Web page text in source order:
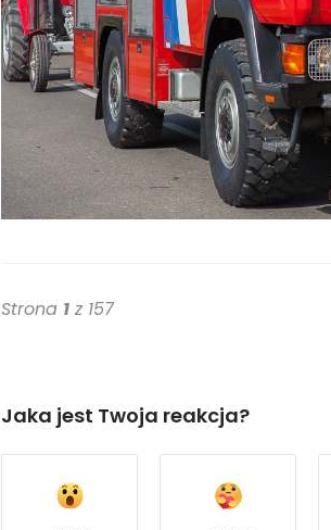
Strona 1 z 157
Jaka jest Twoja reakcja?